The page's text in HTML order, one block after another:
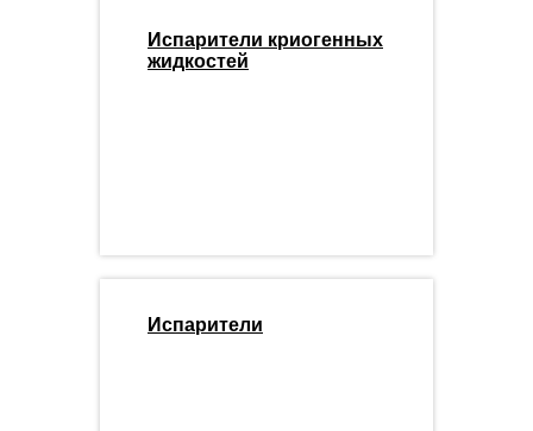
Испарители криогенных
жидкостей
Испарители